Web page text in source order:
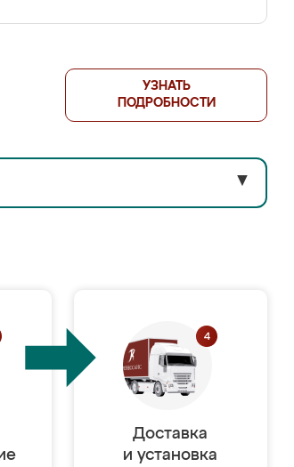
УЗНАТЬ
ПОДРОБНОСТИ
▼
Доставка
и установка